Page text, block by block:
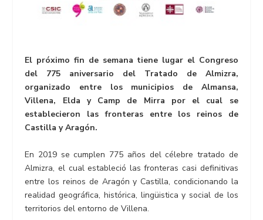
El próximo fin de semana tiene lugar el Congreso
del 775 aniversario del Tratado de Almizra,
organizado entre los municipios de Almansa,
Villena, Elda y Camp de Mirra por el cual se
establecieron las fronteras entre los reinos de
Castilla y Aragón.
En 2019 se cumplen 775 años del célebre tratado de
Almizra, el cual estableció las fronteras casi definitivas
entre los reinos de Aragón y Castilla, condicionando la
realidad geográfica, histórica, lingüistica y social de los
territorios del entorno de Villena.